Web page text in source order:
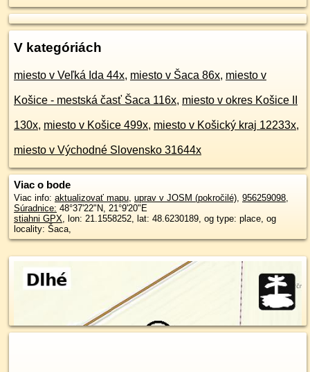
V kategóriách
miesto v Veľká Ida 44x, miesto v Šaca 86x, miesto v
Košice - mestská časť Šaca 116x, miesto v okres Košice II
130x, miesto v Košice 499x, miesto v Košický kraj 12233x,
miesto v Východné Slovensko 31644x
Viac o bode
Viac info: aktualizovať mapu, uprav v JOSM (pokročilé), 956259098,
Súradnice: 48°37'22"N, 21°9'20"E
stiahni GPX, lon: 21.1558252, lat: 48.6230189, og type: place, og
locality: Šaca,